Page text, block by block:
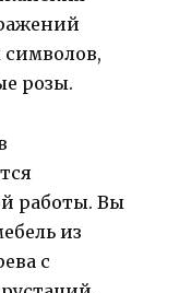
розы.
работы. Вы
из
с